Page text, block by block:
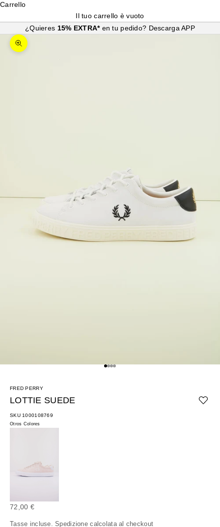
Carrello
Il tuo carrello è vuoto
¿Quieres 15% EXTRA* en tu pedido? Descarga APP
Ingrandisci immagine
Vai all'articolo 1
Vai all'articolo 2
Vai all'articolo 3
Vai all'articolo 4
FRED PERRY
LOTTIE SUEDE
SKU 1000108769
Otros Colores
Prezzo scontato
72,00 €
Tasse incluse.Spedizione calcolataal checkout